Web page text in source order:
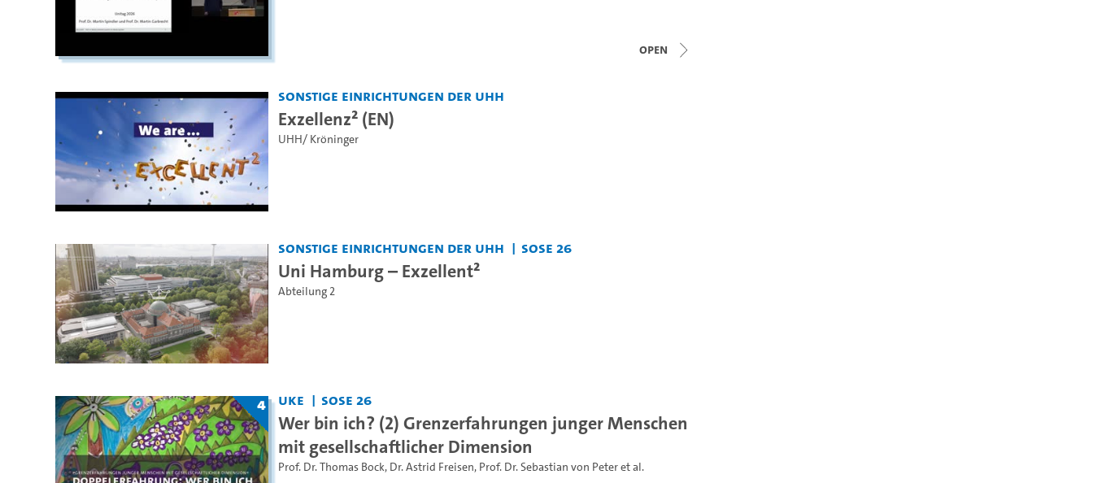
open
Sonstige Einrichtungen der UHH
Exzellenz² (EN)
UHH/ Kröninger
Sonstige Einrichtungen der UHH SoSe 26
Uni Hamburg – Exzellent²
Abteilung 2
4 UKE SoSe 26
Wer bin ich? (2) Grenzerfahrungen junger Menschen
mit gesellschaftlicher Dimension
Prof. Dr. Thomas Bock, Dr. Astrid Freisen, Prof. Dr. Sebastian von Peteret al.